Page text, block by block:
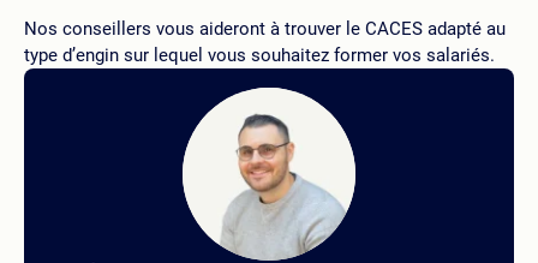
Nos conseillers vous aideront à trouver le CACES adapté au
type d’engin sur lequel vous souhaitez former vos salariés.